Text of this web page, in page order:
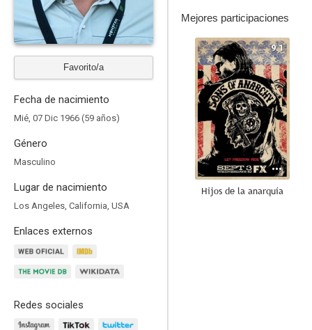
Favorito/a
Fecha de nacimiento
Mié, 07 Dic 1966 (59 años)
Género
Masculino
Lugar de nacimiento
Los Angeles, California, USA
Enlaces externos
Redes sociales
Mejores participaciones
9.1
Hijos de la anarquía